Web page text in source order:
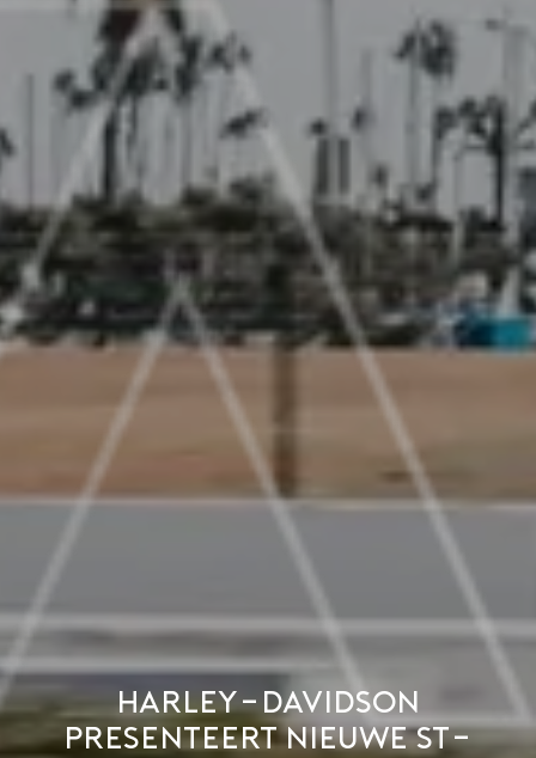
Harley-Davidson
presenteert nieuwe ST-